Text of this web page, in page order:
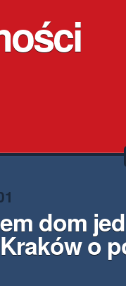
dom
o